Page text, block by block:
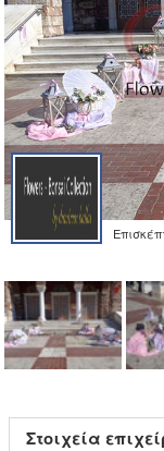
Στοιχεία